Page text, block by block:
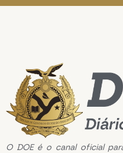
O DOE é o canal oficial